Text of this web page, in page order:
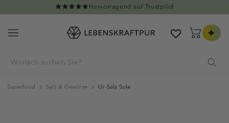
Hervorragend auf Trustpilot
Warenkorb
Superfood Salz & Gewürze Ur-Salz Sole